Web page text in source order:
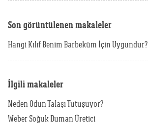
Son görüntülenen makaleler
Hangi Kılıf Benim Barbeküm İçin Uygundur?
İlgili makaleler
Neden Odun Talaşı Tutuşuyor?
Weber Soğuk Duman Üretici